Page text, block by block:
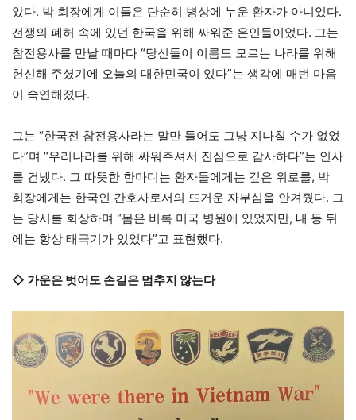
았다. 박 회장에게 이들은 단순히 병상에 누운 환자가 아니었다.
전쟁의 폐허 속에 있던 한국을 위해 싸워준 은인들이었다. 그는
참전용사를 만날 때마다 “당신들이 이름도 모르는 나라를 위해
헌신해 주셨기에 오늘의 대한민국이 있다”는 생각에 매번 마음
이 숙연해졌다.
그는 “한국전 참전용사라는 말만 들어도 그냥 지나칠 수가 없었
다”며 “우리나라를 위해 싸워주셔서 진심으로 감사하다”는 인사
를 건넸다. 그 따뜻한 한마디는 환자들에게는 깊은 위로를, 박
회장에게는 한국인 간호사로서의 뜨거운 자부심을 안겨줬다. 그
는 당시를 회상하며 “몸은 비록 미국 병원에 있었지만, 내 등 뒤
에는 항상 태극기가 있었다”고 표현했다.
◇ 가운은 벗어도 손길은 멈추지 않는다